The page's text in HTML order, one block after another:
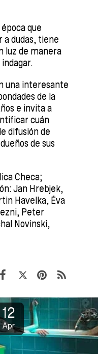
que
a dudas, tiene
luz de manera
una interesante
de la
e invita a
cuán
difusión de
de sus
Checa;
Jan Hrebjek,
Havelka, Éva
Peter
Novinski,
12
Apr